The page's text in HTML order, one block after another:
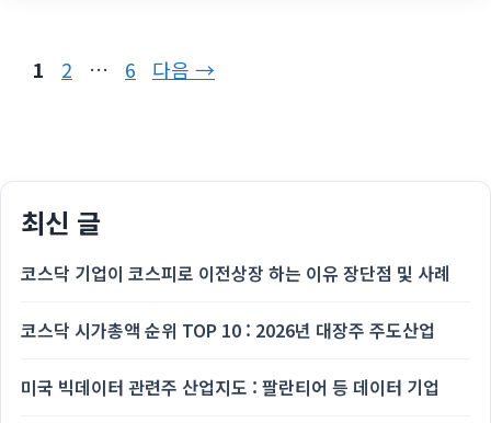
페
1
페
2 …
페
6 다음 →
최신 글
코스닥 기업이 코스피로 이전상장 하는 이유 장단점 및 사례
코스닥 시가총액 순위 TOP 10 : 2026년 대장주 주도산업
미국 빅데이터 관련주 산업지도 : 팔란티어 등 데이터 기업